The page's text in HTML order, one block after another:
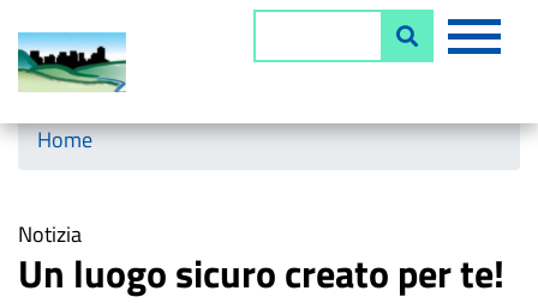
Salta
Horizontal menu
Home
Notizia
Un luogo sicuro creato per te!